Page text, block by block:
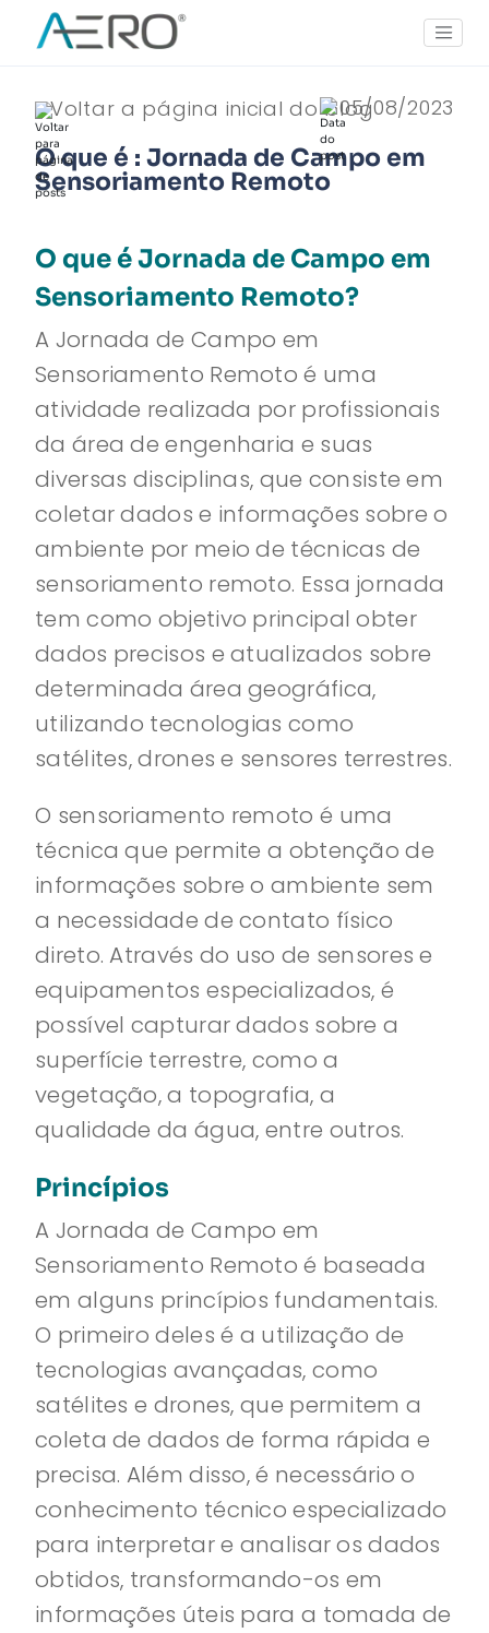
05/08/2023
Voltar a página inicial do blog
O que é : Jornada de Campo em
Sensoriamento Remoto
O que é Jornada de Campo em
Sensoriamento Remoto?
A Jornada de Campo em
Sensoriamento Remoto é uma
atividade realizada por profissionais
da área de engenharia e suas
diversas disciplinas, que consiste em
coletar dados e informações sobre o
ambiente por meio de técnicas de
sensoriamento remoto. Essa jornada
tem como objetivo principal obter
dados precisos e atualizados sobre
determinada área geográfica,
utilizando tecnologias como
satélites, drones e sensores terrestres.
O sensoriamento remoto é uma
técnica que permite a obtenção de
informações sobre o ambiente sem
a necessidade de contato físico
direto. Através do uso de sensores e
equipamentos especializados, é
possível capturar dados sobre a
superfície terrestre, como a
vegetação, a topografia, a
qualidade da água, entre outros.
Princípios
A Jornada de Campo em
Sensoriamento Remoto é baseada
em alguns princípios fundamentais.
O primeiro deles é a utilização de
tecnologias avançadas, como
satélites e drones, que permitem a
coleta de dados de forma rápida e
precisa. Além disso, é necessário o
conhecimento técnico especializado
para interpretar e analisar os dados
obtidos, transformando-os em
informações úteis para a tomada de